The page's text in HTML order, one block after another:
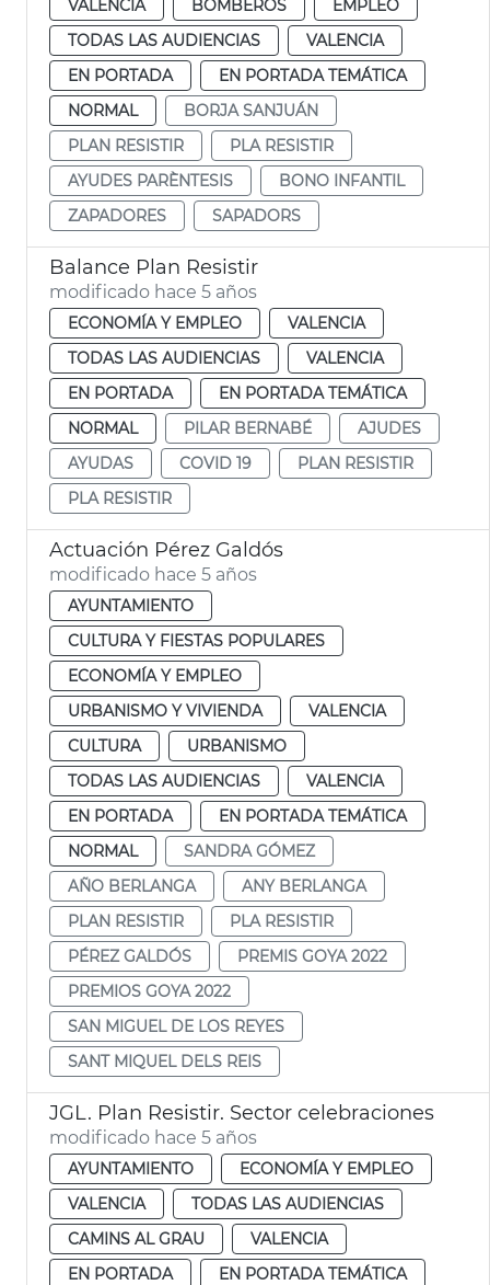
VALENCIA BOMBEROS
EMPLEO
TODAS LAS AUDIENCIAS
VALENCIA
EN PORTADA
EN PORTADA TEMÁTICA
NORMAL
BORJA SANJUÁN
PLAN RESISTIR
PLA RESISTIR
AYUDES PARÈNTESIS
BONO INFANTIL
ZAPADORES
SAPADORS
Balance Plan Resistir
modificado hace 5 años
ECONOMÍA Y EMPLEO
VALENCIA
TODAS LAS AUDIENCIAS
VALENCIA
EN PORTADA
EN PORTADA TEMÁTICA
NORMAL
PILAR BERNABÉ
AJUDES
AYUDAS
COVID 19
PLAN RESISTIR
PLA RESISTIR
Actuación Pérez Galdós
modificado hace 5 años
AYUNTAMIENTO
CULTURA Y FIESTAS POPULARES
ECONOMÍA Y EMPLEO
URBANISMO Y VIVIENDA
VALENCIA
CULTURA
URBANISMO
TODAS LAS AUDIENCIAS
VALENCIA
EN PORTADA
EN PORTADA TEMÁTICA
NORMAL
SANDRA GÓMEZ
AÑO BERLANGA
ANY BERLANGA
PLAN RESISTIR
PLA RESISTIR
PÉREZ GALDÓS
PREMIS GOYA 2022
PREMIOS GOYA 2022
SAN MIGUEL DE LOS REYES
SANT MIQUEL DELS REIS
JGL. Plan Resistir. Sector celebraciones
modificado hace 5 años
AYUNTAMIENTO
ECONOMÍA Y EMPLEO
VALENCIA
TODAS LAS AUDIENCIAS
CAMINS AL GRAU
VALENCIA
EN PORTADA
EN PORTADA TEMÁTICA